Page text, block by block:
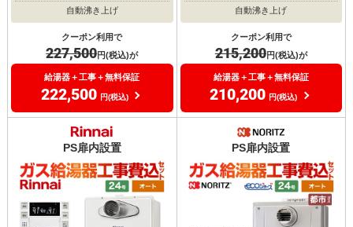
自動沸き上げ
クーポン利用で
227,500円(税込)が
給湯器＋工事＋無料保証
222,500 円(税込)
自動沸き上げ
クーポン利用で
215,200円(税込)が
給湯器＋工事＋無料保証
210,200 円(税込)
PS扉内設置 PS扉内設置